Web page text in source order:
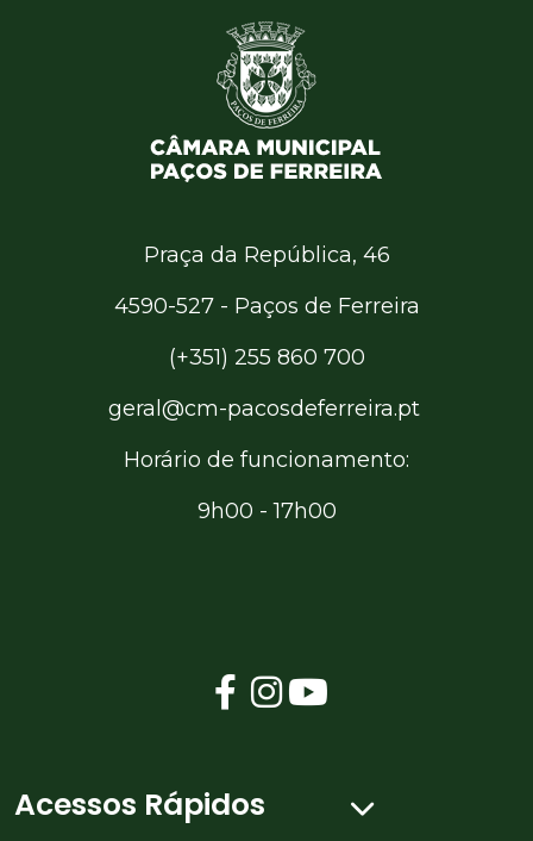
Acessos Rápidos
Praça da República, 46
4590-527 - Paços de Ferreira
(+351) 255 860 700
geral@cm-pacosdeferreira.pt
Horário de funcionamento:
9h00 - 17h00